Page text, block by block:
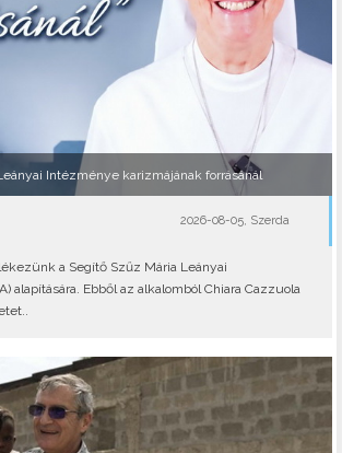
Intézménye karizmájának forrásánál
2026-08-05, Szerda
a Segítő Szűz Mária Leányai
alapítására. Ebből az alkalomból Chiara Cazzuola